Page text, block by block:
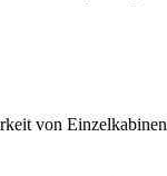
von Einzelkabinen